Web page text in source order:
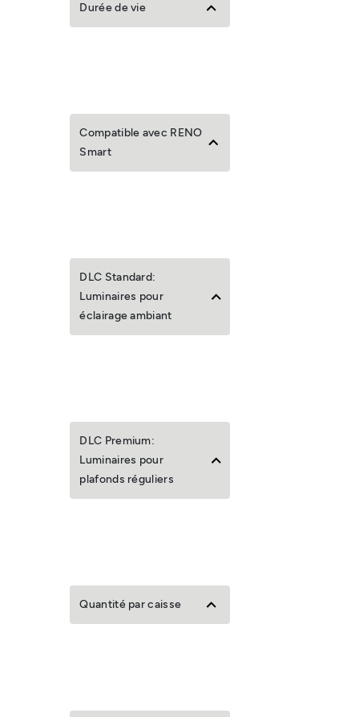
Durée de vie
Compatible avec RENO
Smart
DLC Standard:
Luminaires pour
éclairage ambiant
DLC Premium:
Luminaires pour
plafonds réguliers
Quantité par caisse